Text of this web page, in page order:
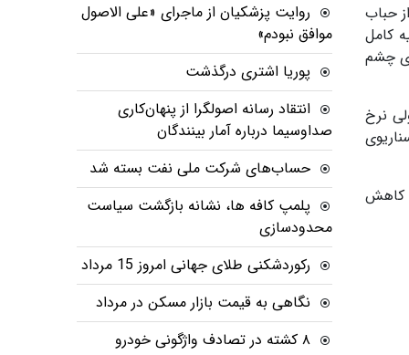
حباب
کامل
چشم
نرخ
کاهش
روایت پزشکیان از ماجرای «علی الاصول
موافق نبودم»
پوریا اشتری درگذشت
انتقاد رسانه اصولگرا از پنهان‌کاری
صداوسیما درباره آمار بینندگان
حساب‌های شرکت ملی نفت بسته شد
پلمپ کافه ها، نشانه بازگشت سیاست
محدودسازی
رکوردشکنی طلای جهانی امروز 15 مرداد
نگاهی به قیمت بازار مسکن در مرداد
۸ کشته در تصادف واژگونی خودرو